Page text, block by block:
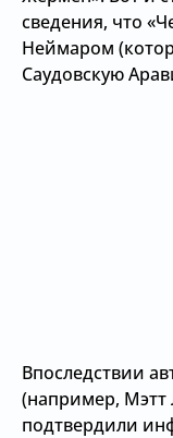
сведения, что
Неймаром
Саудовскую
Впоследствии
(например, Мэтт
подтвердили